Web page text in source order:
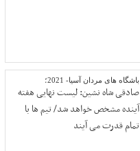
باشگاه های مردان آسیا- 2021؛
صادقی شاه نشین: لیست نهایی هفته
آینده مشخص خواهد شد/ تیم ها با
تمام قدرت می آیند